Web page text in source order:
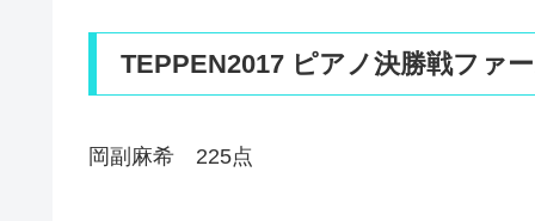
TEPPEN2017 ピアノ決勝戦ファ
岡副麻希 225点